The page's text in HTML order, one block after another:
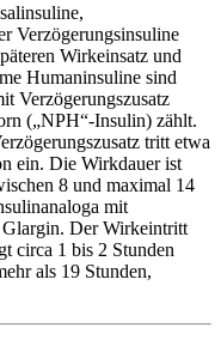
Verzögerungsinsuline
Wirkeinsatz und
Humaninsuline sind
Verzögerungszusatz
(„NPH“-Insulin) zählt.
tritt etwa
ein. Die Wirkdauer ist
8 und maximal 14
mit
Der Wirkeintritt
circa 1 bis 2 Stunden
als 19 Stunden,